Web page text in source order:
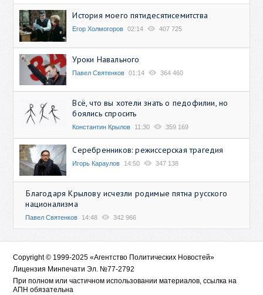
История моего пятидесятисемитства
Егор Холмогоров 02:14 407 725
Уроки Навального
Павел Святенков 01:14 364 460
Всё, что вы хотели знать о педофилии, но
боялись спросить
Константин Крылов 11:30 359 169
Серебренников: режиссерская трагедия
Игорь Караулов 14:50 347 138
Благодаря Крылову исчезли родимые пятна русского
национализма
Павел Святенков 14:48 342 966
Copyright © 1999-2025 «Агентство Политических Новостей»
Лицензия Минпечати Эл. №77-2792
При полном или частичном использовании материалов, ссылка на
АПН обязательна